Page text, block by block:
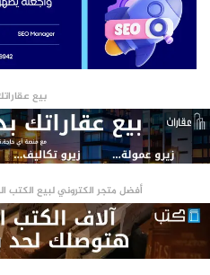
بيع
أفضل متجر الكتروني لبيع الكتب